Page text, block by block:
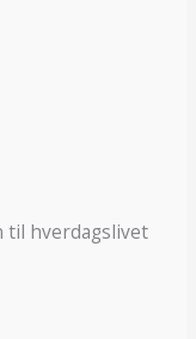
til hverdagslivet